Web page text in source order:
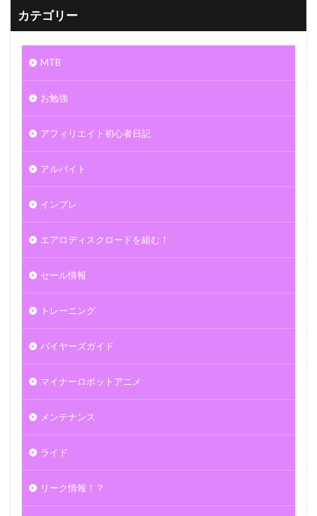
カテゴリー
MTB
お勉強
アフィリエイト初心者日記
アルバイト
インプレ
エアロディスクロードを組む！
セール情報
トレーニング
バイヤーズガイド
マイナーロボットアニメ
メンテナンス
ライド
リーク情報！？